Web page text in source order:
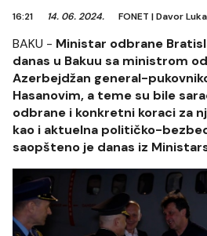
16:21 14. 06. 2024. FONET |Davor
BAKU - Ministar odbrane
danas u Bakuu sa ministrom
Azerbejdžan general-
Hasanovim, a teme su bile
odbrane i konkretni koraci za
kao i aktuelna političko-
saopšteno je danas iz